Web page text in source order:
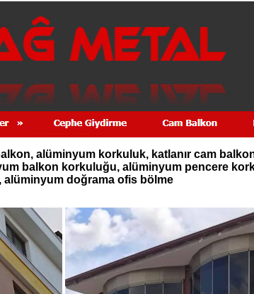
alüminyum korkuluk, katlanır cam
balkon korkuluğu, alüminyum pencere
alüminyum doğrama ofis bölme